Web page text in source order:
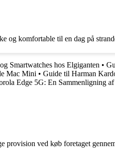
og komfortable til en dag på
Smartwatches hos Elgiganten •
Mac Mini • Guide til Harman
Edge 5G: En Sammenligning
ved køb foretaget